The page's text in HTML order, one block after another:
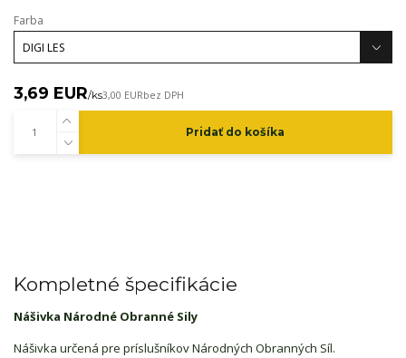
Farba
3,69 EUR/ks3,00 EURbez DPH
Pridať do košíka
Kompletné špecifikácie
Nášivka Národné Obranné Sily
Nášivka určená pre príslušníkov Národných Obranných Síl.